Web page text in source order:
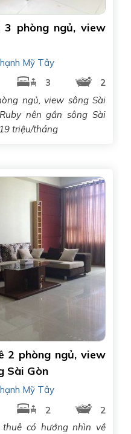
3 phòng ngủ, view
Mỹ Tây
3
2
ngủ, view sông Sài
nên gần sông Sài
triệu/tháng
2 phòng ngủ, view
Sài Gòn
Mỹ Tây
2
2
có hướng nhìn về